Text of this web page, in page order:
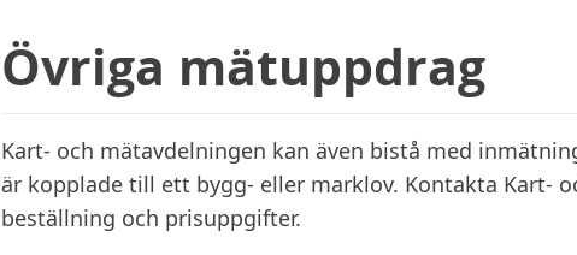
Övriga mätuppdrag
Kart- och mätavdelningen kan även bistå med
är kopplade till ett bygg- eller marklov. Kontakta Kart-
beställning och prisuppgifter.